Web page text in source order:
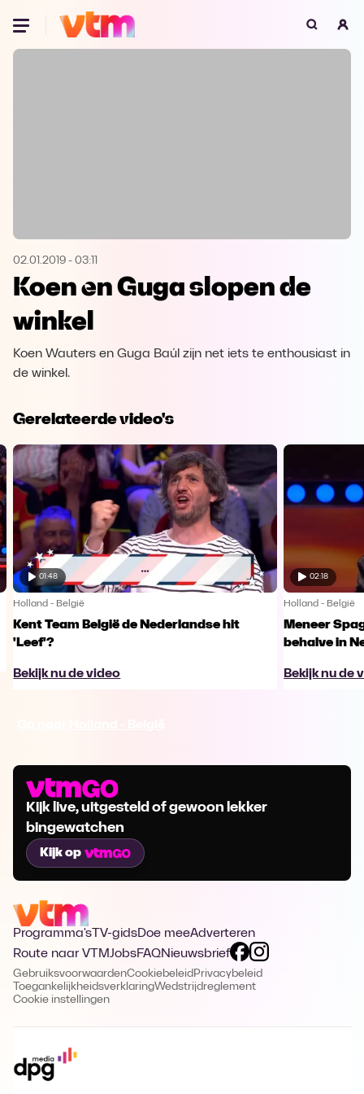
Oeps, browser niet ondersteund
Microsoft Edge Download
Opera
02.01.2019 - 03:11
Koen en Guga slopen de
winkel
Koen Wauters en Guga Baúl zijn net iets te enthousiast in
de winkel.
Gerelateerde video's
01:48
Holland - België
Kent Team België de Nederlandse hit
'Leef'?
Bekijk nu de video
02:18
Holland - België
Meneer
behalve in
Bekijk nu de
Kijk live, uitgesteld of gewoon lekker
bingewatchen
Kijk op
Programma's TV-gidsDoe meeAdverteren
Route naar VTMJobsFAQNieuwsbrief
GebruiksvoorwaardenCookiebeleid Privacybeleid
ToegankelijkheidsverklaringWedstrijdreglement
Cookie instellingen